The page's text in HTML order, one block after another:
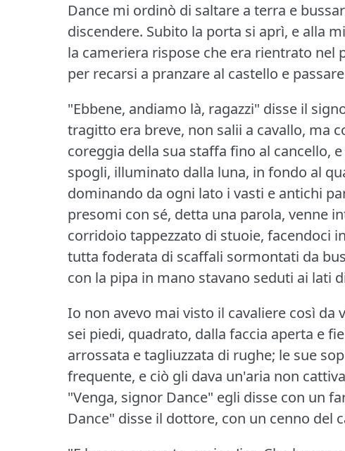
Dance mi ordinò di saltare a terra e
discendere. Subito la porta si aprì, e alla
la cameriera rispose che era rientrato
per recarsi a pranzare al castello e
"Ebbene, andiamo là, ragazzi" disse il
tragitto era breve, non salii a cavallo, ma
coreggia della sua staffa fino al cancello,
spogli, illuminato dalla luna, in fondo al
dominando da ogni lato i vasti e antichi
presomi con sé, detta una parola, venne
corridoio tappezzato di stuoie, facendoci
tutta foderata di scaffali sormontati da
con la pipa in mano stavano seduti ai lati
Io non avevo mai visto il cavaliere così da
sei piedi, quadrato, dalla faccia aperta e
arrossata e tagliuzzata di rughe; le sue
frequente, e ciò gli dava un'aria non
"Venga, signor Dance" egli disse con un
Dance" disse il dottore, con un cenno del